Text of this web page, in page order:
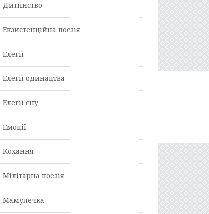
Дитинство
Екзистенційна поезія
Елегії
Елегії одинацтва
Елегії сну
Емоції
Кохання
Мілітарна поезія
Мамулечка